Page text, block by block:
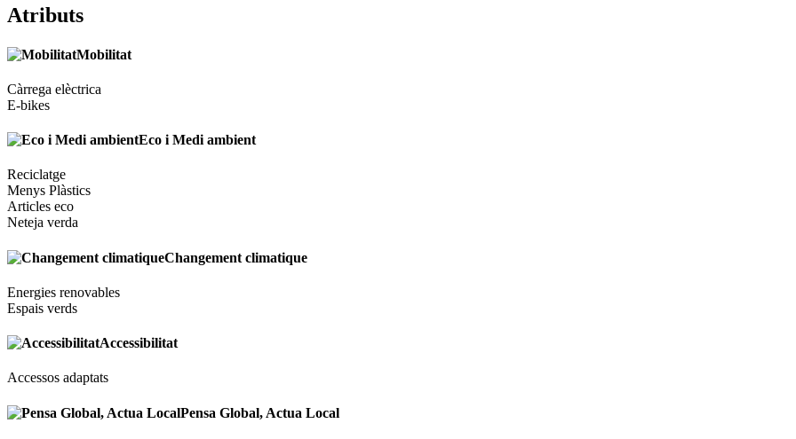
Atributs
Mobilitat
Càrrega elèctrica
E-bikes
Eco i Medi ambient
Reciclatge
Menys Plàstics
Articles eco
Neteja verda
Changement climatique
Energies renovables
Espais verds
Accessibilitat
Accessos adaptats
Pensa Global, Actua Local